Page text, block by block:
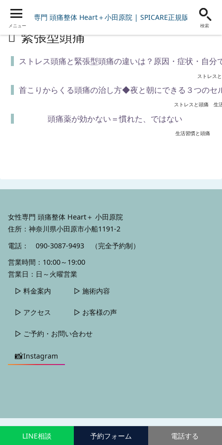
緊張型頭痛
ストレス頭痛と緊張型頭痛の違いは？原因・症状・自分
ストレス
首こりからくる頭痛の治し方◆夜と朝にできる３つのセ
ストレスと頭痛 生
頭痛薬が効かない＝慣れた、ではない
生活習慣と頭痛
女性専門 頭痛整体 Heart＋ 小田原院
住所：神奈川県小田原市小船1191-2
電話：
090-3087-9493
（完全予約制）
営業時間：10:00～19:00
営業日：日～火曜営業
▷ 料金案内
▷ 施術内容
▷ アクセス ▷ お客様の声
▷ ご予約・お問い合わせ
📸Instagram
メニュー
女性専門 頭痛整体 Heart＋小田原院 | SPICARE正規販売店
検索
LINE相談 予約フォーム 電話する